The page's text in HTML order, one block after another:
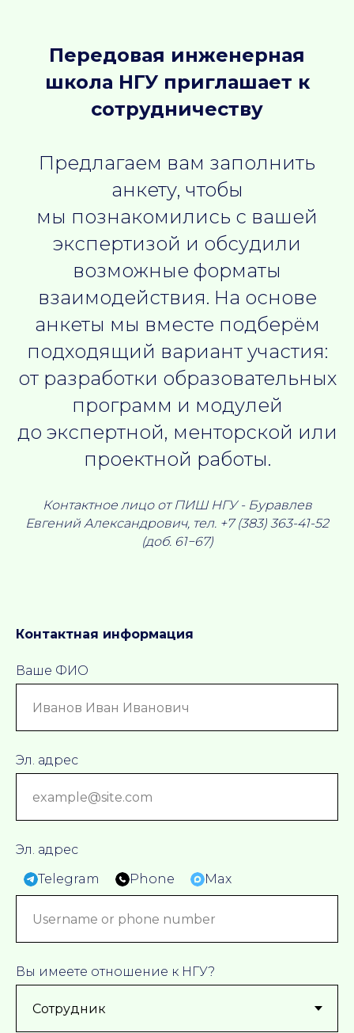
Передовая инженерная
школа НГУ приглашает к
сотрудничеству
Предлагаем вам заполнить
анкету, чтобы
мы познакомились с вашей
экспертизой и обсудили
возможные форматы
взаимодействия. На основе
анкеты мы вместе подберём
подходящий вариант участия:
от разработки образовательных
программ и модулей
до экспертной, менторской или
проектной работы.
Контактное лицо от ПИШ НГУ - Буравлев
Евгений Александрович, тел. +7 (383) 363-41-52
(доб. 61−67)
Контактная информация
Ваше ФИО
Эл. адрес
Эл. адрес
Telegram
Phone Max
Вы имеете отношение к НГУ?